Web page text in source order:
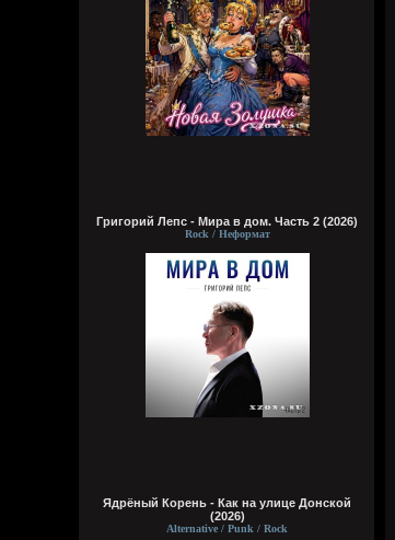
Григорий Лепс - Мира в дом. Часть 2 (2026)
Rock / Неформат
Ядрёный Корень - Как на улице Донской
(2026)
Alternative / Punk / Rock